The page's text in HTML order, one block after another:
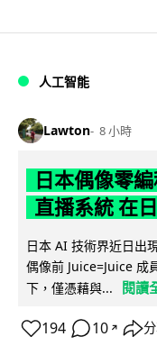
人工智能
Lawton 8 小時
日本偶像零
直播系統 在
日本 AI 技術界近日出
偶像前 Juice=Juice 成
下，僅憑藉與...
閱讀
194 10 ↗